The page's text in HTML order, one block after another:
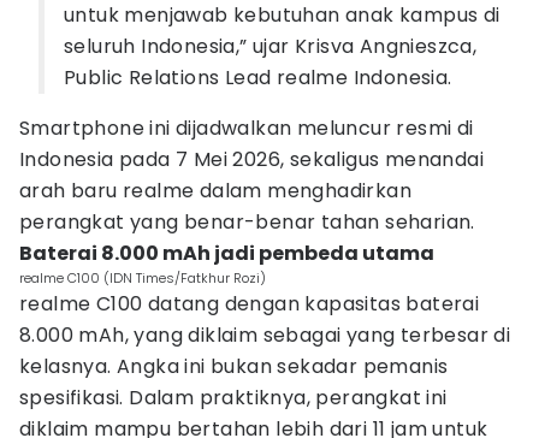
untuk menjawab kebutuhan anak kampus di
seluruh Indonesia,” ujar Krisva Angnieszca,
Public Relations Lead realme Indonesia.
Smartphone ini dijadwalkan meluncur resmi di
Indonesia pada 7 Mei 2026, sekaligus menandai
arah baru realme dalam menghadirkan
perangkat yang benar-benar tahan seharian.
Baterai 8.000 mAh jadi pembeda utama
realme C100 (IDN Times/Fatkhur Rozi)
realme C100 datang dengan kapasitas baterai
8.000 mAh, yang diklaim sebagai yang terbesar di
kelasnya. Angka ini bukan sekadar pemanis
spesifikasi. Dalam praktiknya, perangkat ini
diklaim mampu bertahan lebih dari 11 jam untuk